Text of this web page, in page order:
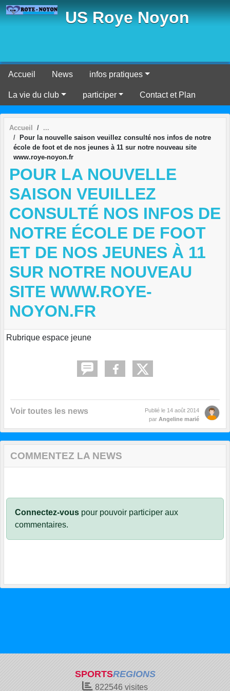
US Roye Noyon
Accueil News infos pratiques
La vie du club participer Contact et Plan
Accueil
Pour la nouvelle saison veuillez consulté nos infos de notre
école de foot et de nos jeunes à 11 sur notre nouveau site
www.roye-noyon.fr
POUR LA NOUVELLE
SAISON VEUILLEZ
CONSULTÉ NOS INFOS DE
NOTRE ÉCOLE DE FOOT
ET DE NOS JEUNES À 11
SUR NOTRE NOUVEAU
SITE WWW.ROYE-
NOYON.FR
Rubrique espace jeune
Voir toutes les news Publié le 14 août 2014
par Angeline marié
COMMENTEZ LA NEWS
Connectez-vous pour pouvoir participer aux
commentaires.
SPORTSREGIONS
822546 visites
Panneau de gestion des cookies